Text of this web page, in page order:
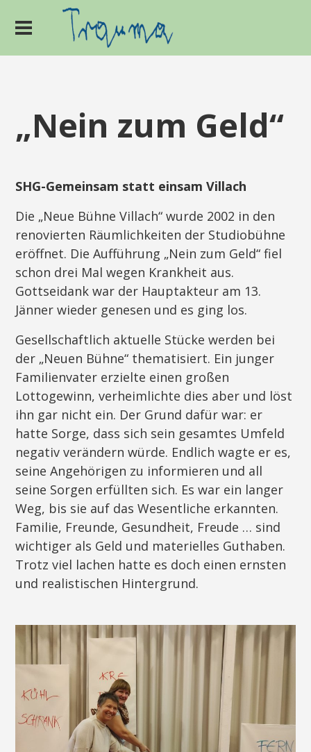
„Nein zum Geld“
SHG-Gemeinsam statt einsam Villach
Die „Neue Bühne Villach“ wurde 2002 in den
renovierten Räumlichkeiten der Studiobühne
eröffnet. Die Aufführung „Nein zum Geld“ fiel
schon drei Mal wegen Krankheit aus.
Gottseidank war der Hauptakteur am 13.
Jänner wieder genesen und es ging los.
Gesellschaftlich aktuelle Stücke werden bei
der „Neuen Bühne“ thematisiert. Ein junger
Familienvater erzielte einen großen
Lottogewinn, verheimlichte dies aber und löst
ihn gar nicht ein. Der Grund dafür war: er
hatte Sorge, dass sich sein gesamtes Umfeld
negativ verändern würde. Endlich wagte er es,
seine Angehörigen zu informieren und all
seine Sorgen erfüllten sich. Es war ein langer
Weg, bis sie auf das Wesentliche erkannten.
Familie, Freunde, Gesundheit, Freude … sind
wichtiger als Geld und materielles Guthaben.
Trotz viel lachen hatte es doch einen ernsten
und realistischen Hintergrund.